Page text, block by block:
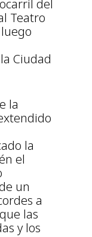
del
Teatro
Ciudad
la
la
el
un
a
las
y los